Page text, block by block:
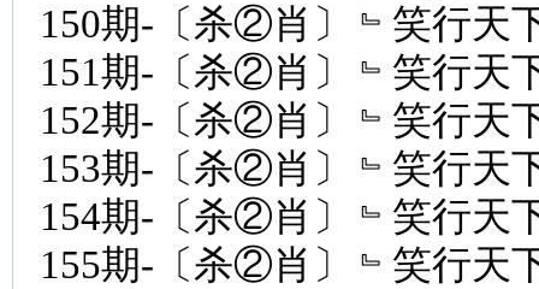
150期-〔杀②肖〕﹄笑行天
151期-〔杀②肖〕﹄笑行天
152期-〔杀②肖〕﹄笑行天
153期-〔杀②肖〕﹄笑行天
154期-〔杀②肖〕﹄笑行天
155期-〔杀②肖〕﹄笑行天